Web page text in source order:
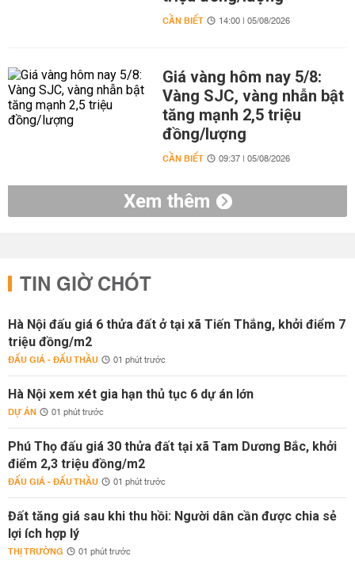
CẦN BIẾT 14:00 | 05/08/2026
Giá vàng hôm nay 5/8:
Vàng SJC, vàng nhẫn bật
tăng mạnh 2,5 triệu
đồng/lượng
CẦN BIẾT 09:37 | 05/08/2026
Xem thêm
TIN GIỜ CHÓT
Hà Nội đấu giá 6 thửa đất ở tại xã Tiến Thắng, khởi điểm 7
triệu đồng/m2
ĐẤU GIÁ - ĐẤU THẦU 01 phút trước
Hà Nội xem xét gia hạn thủ tục 6 dự án lớn
DỰ ÁN 01 phút trước
Phú Thọ đấu giá 30 thửa đất tại xã Tam Dương Bắc, khởi
điểm 2,3 triệu đồng/m2
ĐẤU GIÁ - ĐẤU THẦU 01 phút trước
Đất tăng giá sau khi thu hồi: Người dân cần được chia sẻ
lợi ích hợp lý
THỊ TRƯỜNG 01 phút trước